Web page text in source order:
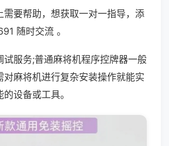
需要帮助，想获取一对一指导，添
随时交流 。
试服务;普通麻将机程序控牌器一般
对麻将机进行复杂安装操作就能实
设备或工具。